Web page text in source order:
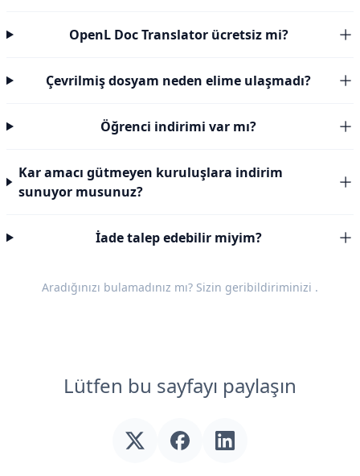
OpenL Doc Translator ücretsiz mi?
Çevrilmiş dosyam neden elime ulaşmadı?
Öğrenci indirimi var mı?
Kar amacı gütmeyen kuruluşlara indirim
sunuyor musunuz?
İade talep edebilir miyim?
Aradığınızı bulamadınız mı? Sizin geribildiriminizi .
Lütfen bu sayfayı paylaşın